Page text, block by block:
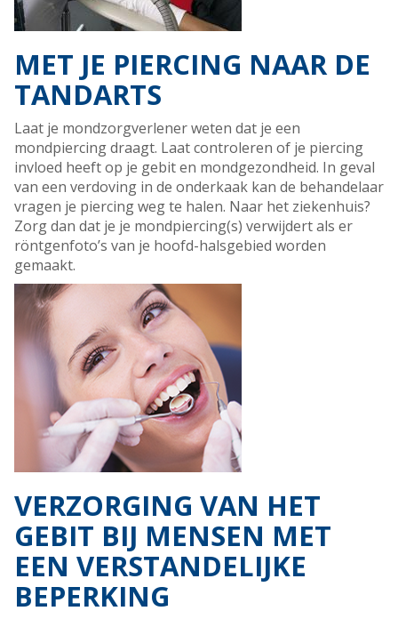
MET JE PIERCING NAAR DE
TANDARTS
Laat je mondzorgverlener weten dat je een
mondpiercing draagt. Laat controleren of je piercing
invloed heeft op je gebit en mondgezondheid. In geval
van een verdoving in de onderkaak kan de behandelaar
vragen je piercing weg te halen. Naar het ziekenhuis?
Zorg dan dat je je mondpiercing(s) verwijdert als er
röntgenfoto’s van je hoofd-halsgebied worden
gemaakt.
VERZORGING VAN HET
GEBIT BIJ MENSEN MET
EEN VERSTANDELIJKE
BEPERKING